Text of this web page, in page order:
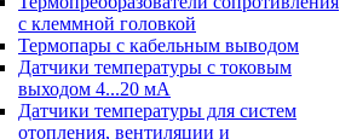
с клеммной головкой
Термопары с кабельным выводом
Датчики температуры с токовым
выходом 4...20 мА
Датчики температуры для систем
отопления, вентиляции и